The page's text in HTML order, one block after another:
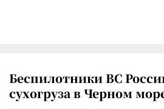
Беспилотники ВС
сухогруза в Черном